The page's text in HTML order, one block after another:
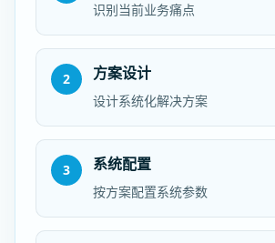
识别当前业务痛点
2 方案设计
设计系统化解决方案
3 系统配置
按方案配置系统参数